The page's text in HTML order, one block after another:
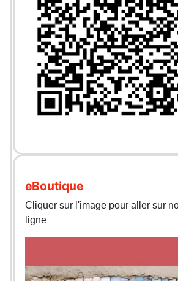
eBoutique
Cliquer sur l'image pour aller sur
ligne